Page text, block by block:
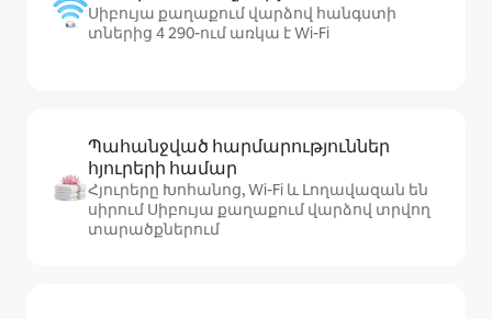
Սիբույա քաղաքում վարձով հանգստի
տներից 4 290-ում առկա է Wi-Fi
Պահանջված հարմարություններ
հյուրերի համար
Հյուրերը Խոհանոց, Wi-Fi և Լողավազան են
սիրում Սիբույա քաղաքում վարձով տրվող
տարածքներում